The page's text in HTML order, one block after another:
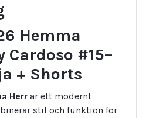
Hemma
Cardoso #15–
+ Shorts
Herr är ett modernt
stil och funktion för